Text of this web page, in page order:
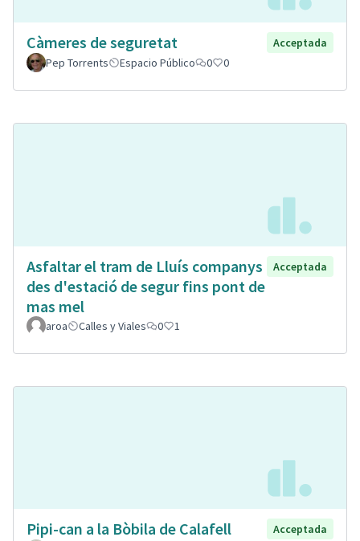
Càmeres de seguretat
Acceptada
Pep Torrents
Espacio Público 0 0
Asfaltar el tram de Lluís companys
des d'estació de segur fins pont de
mas mel
Acceptada
aroa Calles y Viales 0 1
Pipi-can a la Bòbila de Calafell
Acceptada